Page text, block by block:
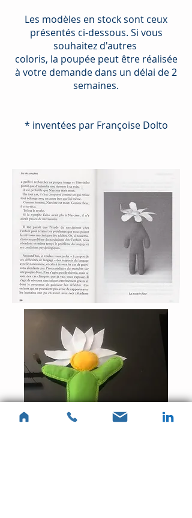
Les modèles en stock sont ceux
présentés ci-dessous. Si vous
souhaitez d'autres
coloris, la poupée peut être réalisée
à votre demande dans un délai de 2
semaines.
* inventées par Françoise Dolto